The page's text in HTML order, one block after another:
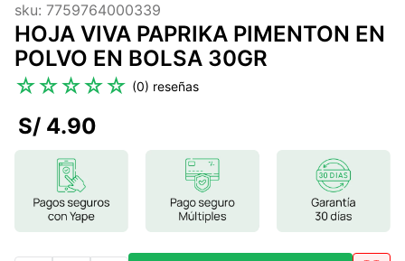
3.
colageno
4.
kefir
5 .
lab nutrition
magnesio
9.
melena leon
sku: 7759764000339
HOJA VIVA PAPRIKA PIMENTON EN
POLVO EN BOLSA 30GR
☆☆☆☆☆ (0)
S/ 4.90